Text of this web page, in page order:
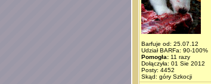
Barfuje od: 25.07.12
Udział BARFa: 90-100%
Pomogła: 11 razy
Dołączyła: 01 Sie 2012
Posty: 4452
Skąd: góry Szkocji